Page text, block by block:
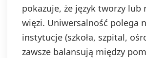
pokazuje, że język tworzy lub
więzi. Uniwersalność polega
instytucje (szkoła, szpital,
zawsze balansują między